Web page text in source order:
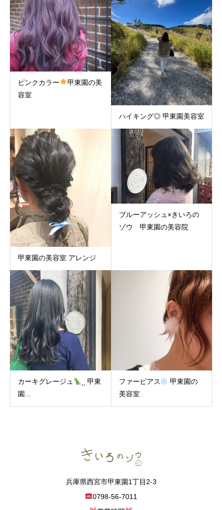
ピンクカラー
甲東園の美
容室
ハイキング◎ 甲東園美容室
甲東園の美容室 アレンジ
ブルーアッシュ×きいろの
ゾウ 甲東園の美容院
カーキグレージュ
⸒⸒ 甲東
園...
ファーピアス
甲東園の
美容室
兵庫県西宮市甲東園1丁目2-3
0798-56-7011